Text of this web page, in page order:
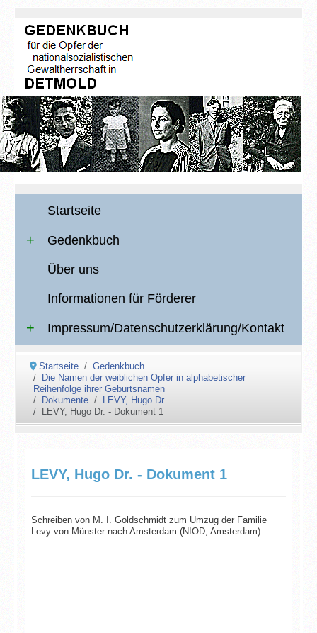
Startseite
Gedenkbuch
Über uns
Informationen für Förderer
Impressum/Datenschutzerklärung/Kontakt
Startseite
Gedenkbuch
Die Namen der weiblichen Opfer in alphabetischer
Reihenfolge ihrer Geburtsnamen
Dokumente
LEVY, Hugo Dr.
LEVY, Hugo Dr. - Dokument 1
LEVY, Hugo Dr. - Dokument 1
Schreiben von M. I. Goldschmidt zum Umzug der Familie
Levy von Münster nach Amsterdam (NIOD, Amsterdam)